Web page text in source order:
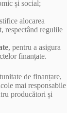
și social;
alocarea
respectând regulile
, pentru a asigura
finanțate.
de finanțare,
mai responsabile
producători și